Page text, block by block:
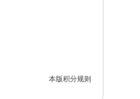
本版积分规则